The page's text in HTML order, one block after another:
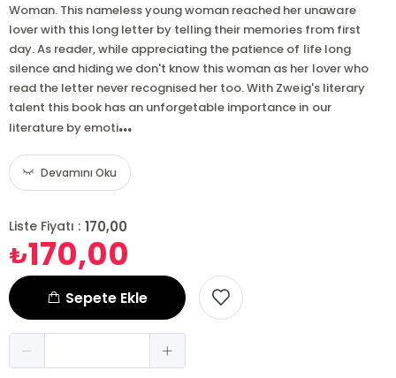
Woman. This nameless young woman reached her unaware
lover with this long letter by telling their memories from first
day. As reader, while appreciating the patience of life long
silence and hiding we don't know this woman as her lover who
read the letter never recognised her too. With Zweig's literary
talent this book has an unforgetable importance in our
literature by emoti...
Devamını Oku
Liste Fiyatı : 170,00
₺170,00
Sepete Ekle